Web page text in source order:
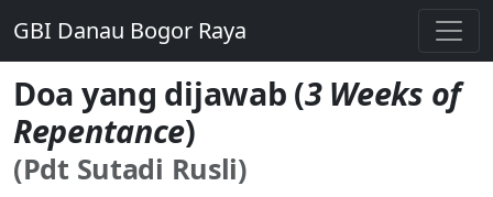
GBI Danau Bogor Raya
Doa yang dijawab (3 Weeks of
Repentance)
(Pdt Sutadi Rusli)